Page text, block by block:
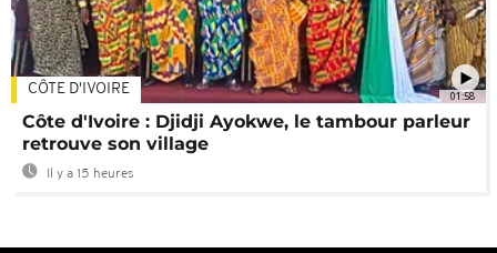
01:58
CÔTE D'IVOIRE
Côte d'Ivoire : Djidji Ayokwe, le tambour parleur
retrouve son village
Il y a 15 heures